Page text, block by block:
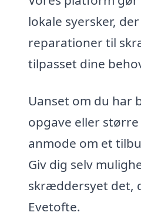
lokale syersker,
reparationer til
tilpasset dine
Uanset om du har
opgave eller
anmode om et
Giv dig selv
skræddersyet det,
Evetofte.